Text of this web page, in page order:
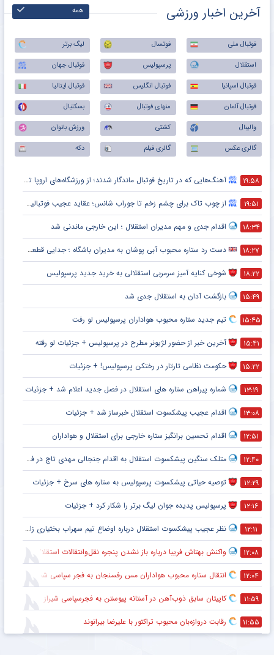
آخرین اخبار ورزشی همه
فوتبال ملی فوتسال
لیگ برتر
استقلال
پرسپولیس
فوتبال جهان
فوتبال اسپانیا
فوتبال انگلیس
فوتبال ایتالیا
فوتبال آلمان
منهای فوتبال
بسکتبال
والیبال
کشتی
ورزش بانوان
گالری عکس
گالری فیلم دکه
۱۹:۵۸ آهنگ‌هایی که در تاریخ فوتبال ماندگار شدند؛ از ورزشگاه‌های اروپا تا جام جهانی
۱۹:۵۱ از چوب تاک برای چشم زخم تا جوراب شانس؛ عقاید عجیب فوتبالیست‌ها!
۱۸:۳۴ اقدام جدی و مهم مدیران استقلال ؛ این خارجی ماندنی شد
۱۸:۲۷ دست رد ستاره محبوب آبی پوشان به مدیران باشگاه ؛ جدایی قطعی است !
۱۸:۲۲ شوخی کنایه آمیز سرمربی استقلالی به خرید جدید پرسپولیس
۱۵:۴۹ بازگشت آدان به استقلال جدی شد
۱۵:۴۵ تیم جدید ستاره محبوب هواداران پرسپولیس لو رفت
۱۵:۴۱ آخرین خبر از حضور لژیونر مطرح در پرسپولیس + جزئیات لو رفته
۱۵:۲۲ حکومت نظامی تارتار در رختکن پرسپولیس! + جزئیات
۱۳:۱۹ شماره پیراهن ستاره های استقلال در فصل جدید اعلام شد + جزئیات
۱۳:۰۸ اقدام عجیب پیشکسوت استقلال خبرساز شد + جزئیات
۱۲:۵۱ اقدام تحسین برانگیز ستاره خارجی برای استقلال و هواداران
۱۲:۴۰ متلک سنگین پیشکسوت استقلال به اقدام جنجالی مهدی تاج در فدراسیون فوتبال
۱۲:۲۹ توصیه حیاتی پیشکسوت پرسپولیس به ستاره های سرخ + جزئیات
۱۲:۱۶ پرسپولیس پدیده جوان لیگ برتر را شکار کرد + جزئیات
۱۲:۱۱ نظر عجیب پیشکسوت استقلال درباره اوضاع تیم سهراب بختیاری زاده + جزئیات
۱۲:۰۸ واکنش بهتاش فریبا درباره باز نشدن پنجره نقل‌وانتقالات استقلال
۱۲:۰۴ انتقال ستاره محبوب هواداران مس رفسنجان به فجر سپاسی شیراز
۱۱:۵۹ کاپیتان سابق ذوب‌آهن در آستانه پیوستن به فجرسپاسی شیراز
۱۱:۵۵ رقابت دروازه‌بان محبوب تراکتور با علیرضا بیرانوند